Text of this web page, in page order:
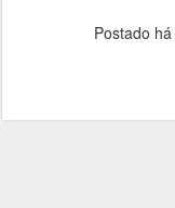
Postado há